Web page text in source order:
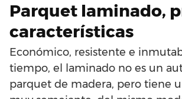
Parquet laminado,
características
Económico, resistente e
tiempo, el laminado no es un
parquet de madera, pero tiene